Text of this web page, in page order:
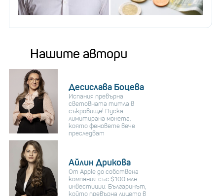
Нашите автори
Десислава Боцева
Испания превърна
световната титла в
съкровище! Пуска
лимитирана монета,
която феновете вече
преследват
Айлин Дрикова
От Apple до собствена
компания със $100 млн.
инвестиции: Българинът,
който превърна лицето в